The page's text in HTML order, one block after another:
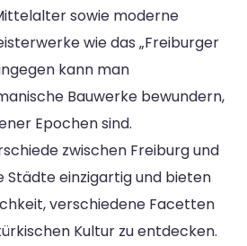
sowie moderne
wie das „Freiburger
kann man
Bauwerke bewundern,
Epochen sind.
zwischen Freiburg und
Städte einzigartig und bieten
verschiedene Facetten
Kultur zu entdecken.